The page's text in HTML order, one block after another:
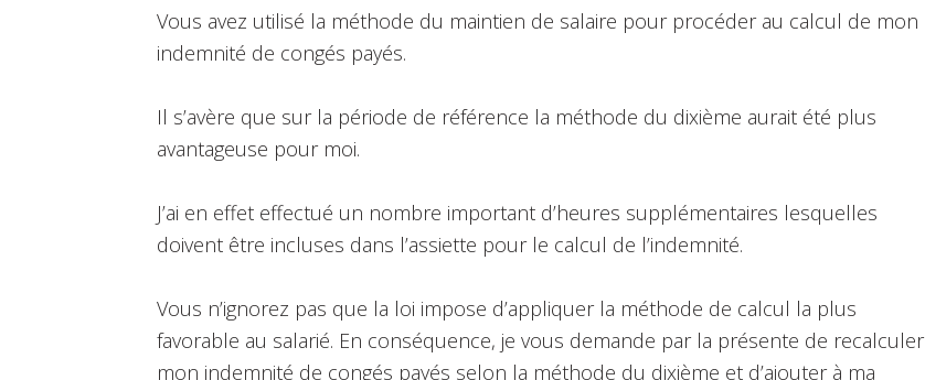
Vous avez utilisé la méthode du maintien de salaire pour procéder au calcul de mon
indemnité de congés payés.
Il s’avère que sur la période de référence la méthode du dixième aurait été plus
avantageuse pour moi.
J’ai en effet effectué un nombre important d’heures supplémentaires lesquelles
doivent être incluses dans l’assiette pour le calcul de l’indemnité.
Vous n’ignorez pas que la loi impose d’appliquer la méthode de calcul la plus
favorable au salarié. En conséquence, je vous demande par la présente de recalculer
mon indemnité de congés payés selon la méthode du dixième et d’ajouter à ma